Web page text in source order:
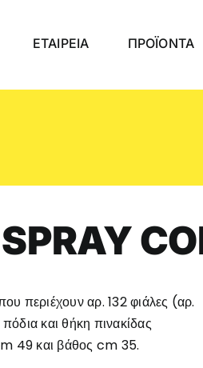
ΕΤΑΙΡΕΙΑ ΠΡΟΪΟΝΤΑ
περιέχουν αρ. 132 φιάλες (αρ.
και θήκη πινακίδας
49 και βάθος cm 35.